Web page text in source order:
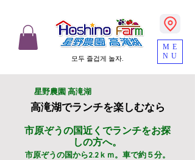
모두 즐겁게 놀자.
ME
NU
​星野農園 高滝湖
高滝湖でランチを楽しむなら
市原ぞうの国近くでランチをお探
しの方へ。
市原ぞうの国から2.2ｋｍ。車で約５分。